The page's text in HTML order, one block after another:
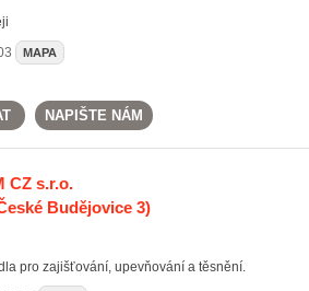
MAPA
NAPIŠTE NÁM
CZ s.r.o.
Budějovice 3)
pro zajišťování, upevňování a těsnění.